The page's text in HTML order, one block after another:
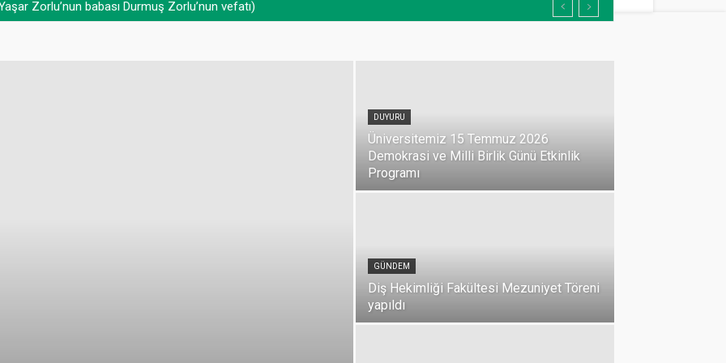
Zorlu’nun babası Durmuş Zorlu’nun vefatı)
DUYURU
Üniversitemiz 15 Temmuz 2026
Demokrasi ve Milli Birlik Günü Etkinlik
Programı
GÜNDEM
Diş Hekimliği Fakültesi Mezuniyet Töreni
yapıldı